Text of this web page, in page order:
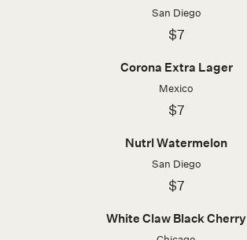
San Diego
$7
Corona Extra Lager
Mexico
$7
Nutrl Watermelon
San Diego
$7
White Claw Black Cherry